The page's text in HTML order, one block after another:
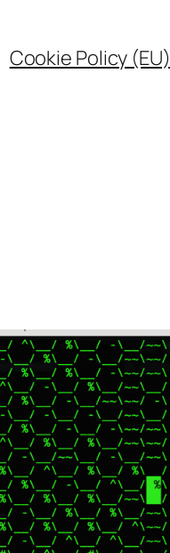
Cookie Policy (EU)